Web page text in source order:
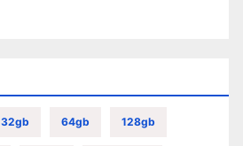
32gb 64gb 128gb